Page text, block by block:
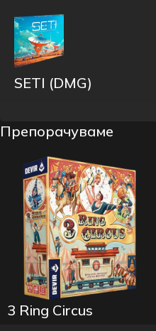
SETI (DMG)
Препорачуваме
3 Ring Circus